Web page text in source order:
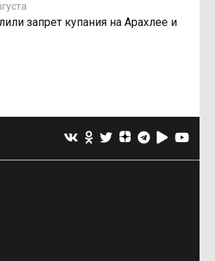
запрет купания на Арахлее и